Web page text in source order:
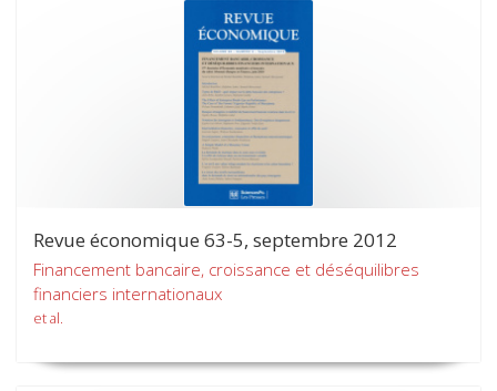
Revue économique 63-5, septembre 2012
Financement bancaire, croissance et déséquilibres
financiers internationaux
et al.